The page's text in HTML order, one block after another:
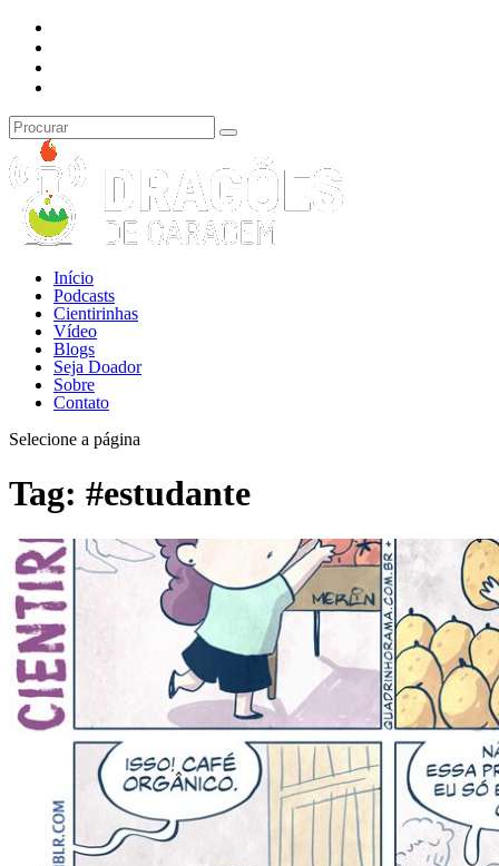
Início
Podcasts
Cientirinhas
Vídeo
Blogs
Seja Doador
Sobre
Contato
Selecione a página
Tag: #estudante